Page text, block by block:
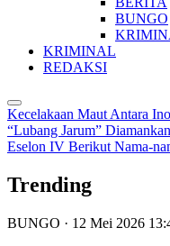
BUNGO
KRIMINAL
REDAKSI
Kecelakaan Maut Antara
“Lubang Jarum”
Eselon IV Berikut Nama-
Trending
BUNGO · 12 Mei 2026